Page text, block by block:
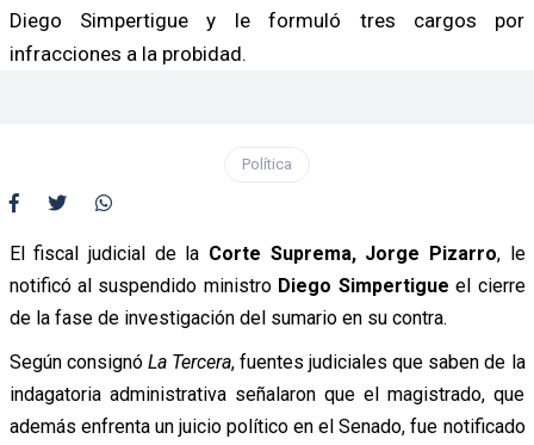
Diego Simpertigue y le formuló tres cargos por
infracciones a la probidad.
Política
El fiscal judicial de la Corte Suprema, Jorge Pizarro, le
notificó al suspendido ministro Diego Simpertigue el cierre
de la fase de investigación del sumario en su contra.
Según consignó La Tercera, fuentes judiciales que saben de la
indagatoria administrativa señalaron que el magistrado, que
además enfrenta un juicio político en el Senado, fue notificado